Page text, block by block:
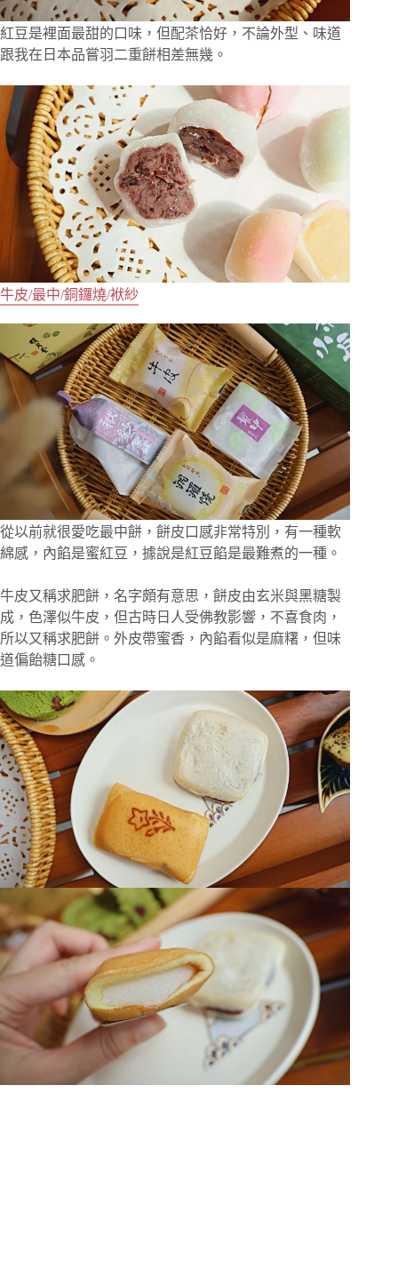
紅豆是裡面最甜的口味，但配茶恰好，不論外型、味道
跟我在日本品嘗羽二重餅相差無幾。
牛皮/最中/銅鑼燒/袱紗
從以前就很愛吃最中餅，餅皮口感非常特別，有一種軟
綿感，內餡是蜜紅豆，據說是紅豆餡是最難煮的一種。
牛皮又稱求肥餅，名字頗有意思，餅皮由玄米與黑糖製
成，色澤似牛皮，但古時日人受佛教影響，不喜食肉，
所以又稱求肥餅。外皮帶蜜香，內餡看似是麻糬，但味
道偏飴糖口感。